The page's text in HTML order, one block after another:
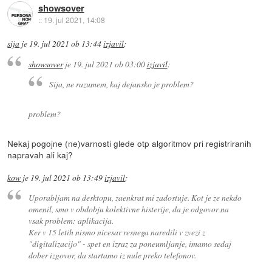
showsover
:: 19. jul 2021, 14:08
sija je 19. jul 2021 ob 13:44izjavil:
showsoverje 19. jul 2021 ob 03:00izjavil:
Sija, ne razumem, kaj dejansko je problem?
problem?
Nekaj pogojne (ne)varnosti glede otp algoritmov pri registriranih
napravah ali kaj?
kow je 19. jul 2021 ob 13:49izjavil:
Uporabljam na desktopu, zaenkrat mi zadostuje. Kot je ze nekdo
omenil, smo v obdobju kolektivne histerije, da je odgovor na
vsak problem: aplikacija.
Ker v 15 letih nismo nicesar resnega naredili v zvezi z
"digitalizacijo" - spet en izraz za poneumljanje, imamo sedaj
dober izgovor, da startamo iz nule preko telefonov.